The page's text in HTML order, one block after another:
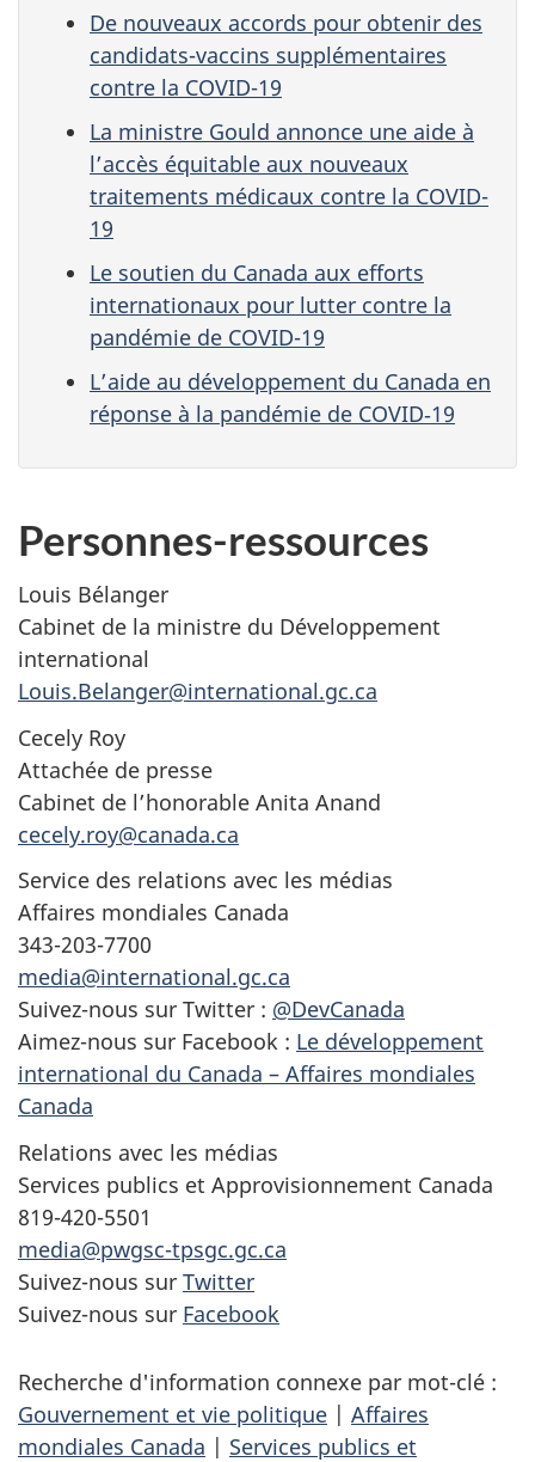
De nouveaux accords pour obtenir des
candidats-vaccins supplémentaires
contre la COVID-19
La ministre Gould annonce une aide à
l’accès équitable aux nouveaux
traitements médicaux contre la COVID-
19
Le soutien du Canada aux efforts
internationaux pour lutter contre la
pandémie de COVID-19
L’aide au développement du Canada en
réponse à la pandémie de COVID‑19
Personnes-ressources
Louis Bélanger
Cabinet de la ministre du Développement
international
Louis.Belanger@international.gc.ca
Cecely Roy
Attachée de presse
Cabinet de l’honorable Anita Anand
cecely.roy@canada.ca
Service des relations avec les médias
Affaires mondiales Canada
343-203-7700
media@international.gc.ca
Suivez-nous sur Twitter : @DevCanada
Aimez-nous sur Facebook : Le développement
international du Canada – Affaires mondiales
Canada
Relations avec les médias
Services publics et Approvisionnement Canada
819-420-5501
media@pwgsc-tpsgc.gc.ca
Suivez-nous sur Twitter
Suivez-nous sur Facebook
Recherche d'information connexe par mot-clé :
Gouvernement et vie politique | Affaires
mondiales Canada | Services publics et